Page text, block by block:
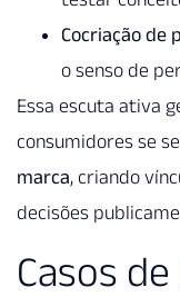
Cocriação de
o senso de
Essa escuta ativa
consumidores se
marca, criando
decisões
Casos